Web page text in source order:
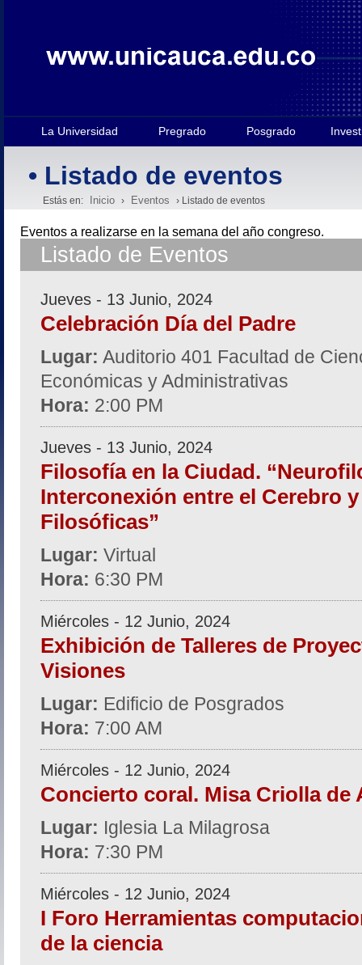
La Universidad Pregrado Posgrado
• Listado de eventos
Estás en: Inicio › Eventos › Listado de eventos
Eventos a realizarse en la semana del año congreso.
Listado de Eventos
Jueves - 13 Junio, 2024
Celebración Día del Padre
Lugar: Auditorio 401 Facultad de
Económicas y Administrativas
Hora: 2:00 PM
Jueves - 13 Junio, 2024
Filosofía en la Ciudad.
Interconexión entre el Cerebro
Filosóficas”
Lugar: Virtual
Hora: 6:30 PM
Miércoles - 12 Junio, 2024
Exhibición de Talleres de
Visiones
Lugar: Edificio de Posgrados
Hora: 7:00 AM
Miércoles - 12 Junio, 2024
Concierto coral. Misa Criolla de
Lugar: Iglesia La Milagrosa
Hora: 7:30 PM
Miércoles - 12 Junio, 2024
I Foro Herramientas
de la ciencia